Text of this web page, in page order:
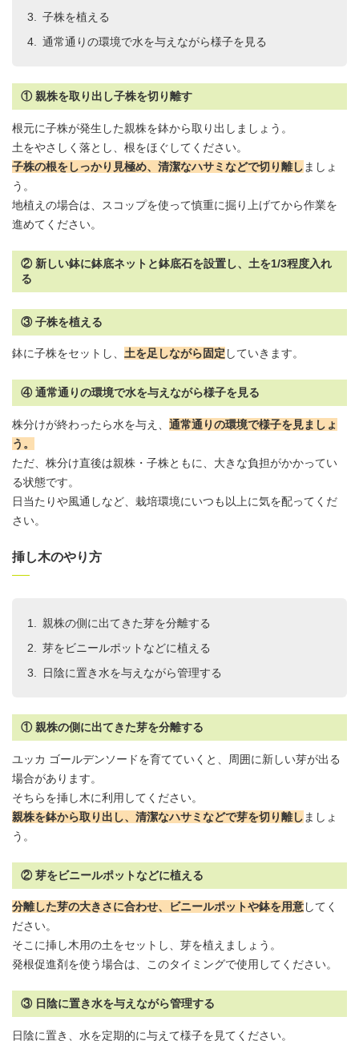
子株を植える
通常通りの環境で水を与えながら様子を見る
① 親株を取り出し子株を切り離す
根元に子株が発生した親株を鉢から取り出しましょう。
土をやさしく落とし、根をほぐしてください。
子株の根をしっかり見極め、清潔なハサミなどで切り離し ましょ
う。
地植えの場合は、スコップを使って慎重に掘り上げてから作業を
進めてください。
② 新しい鉢に鉢底ネットと鉢底石を設置し、土を1/3程度入れ
る
③ 子株を植える
鉢に子株をセットし、 土を足しながら固定 していきます。
④ 通常通りの環境で水を与えながら様子を見る
株分けが終わったら水を与え、 通常通りの環境で様子を見ましょ
う。
ただ、株分け直後は親株・子株ともに、大きな負担がかかってい
る状態です。
日当たりや風通しなど、栽培環境にいつも以上に気を配ってくだ
さい。
挿し木のやり方
親株の側に出てきた芽を分離する
芽をビニールポットなどに植える
日陰に置き水を与えながら管理する
① 親株の側に出てきた芽を分離する
ユッカ ゴールデンソードを育てていくと、周囲に新しい芽が出る
場合があります。
そちらを挿し木に利用してください。
親株を鉢から取り出し、清潔なハサミなどで芽を切り離し ましょ
う。
② 芽をビニールポットなどに植える
分離した芽の大きさに合わせ、ビニールポットや鉢を用意してく
ださい。
そこに挿し木用の土をセットし、芽を植えましょう。
発根促進剤を使う場合は、このタイミングで使用してください。
③ 日陰に置き水を与えながら管理する
日陰に置き、水を定期的に与えて様子を見てください。